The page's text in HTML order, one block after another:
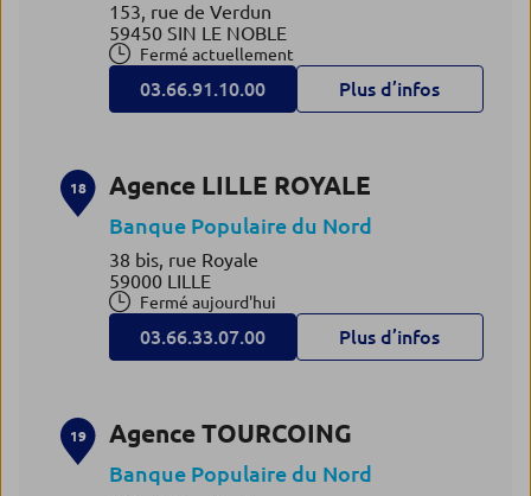
153, rue de Verdun
59450 SIN LE NOBLE
Fermé actuellement
03.66.91.10.00 Plus d’infos
18 Agence LILLE ROYALE
Banque Populaire du Nord
38 bis, rue Royale
59000 LILLE
Fermé aujourd'hui
03.66.33.07.00 Plus d’infos
19 Agence TOURCOING
Banque Populaire du Nord